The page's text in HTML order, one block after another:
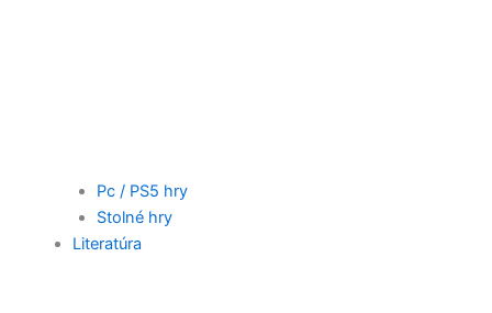
Pc / PS5 hry
Stolné hry
Literatúra